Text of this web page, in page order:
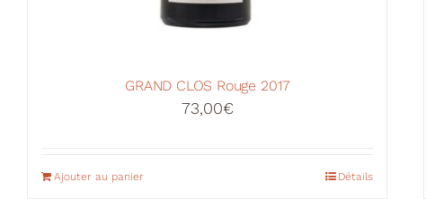
GRAND CLOS Rouge 2017
73,00€
Ajouter au panier Détails